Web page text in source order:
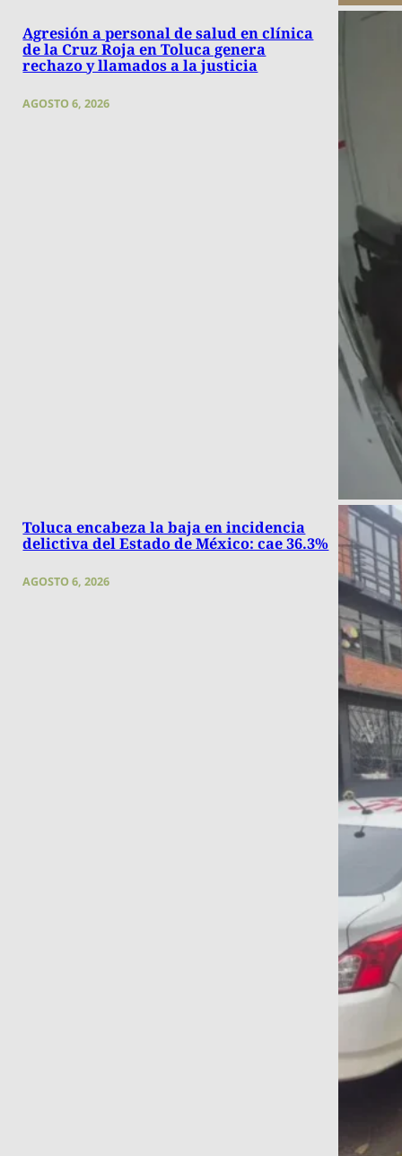
Agresión a personal de salud en clínica
de la Cruz Roja en Toluca genera
rechazo y llamados a la justicia
AGOSTO 6, 2026
Toluca encabeza la baja en incidencia
delictiva del Estado de México: cae 36.3%
AGOSTO 6, 2026